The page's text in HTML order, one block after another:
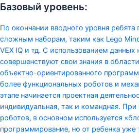
Базовый уровень:
По окончании вводного уровня ребята
сложным наборам, таким как Lego
VEX IQ и тд. С использованием данных
совершенствуют свои знания в
объектно-ориентированного
более функциональных роботов и
этапе начинается проектная
индивидуальная, так и командная.
роботов, в основном используется
программирование, но от ребенка уже